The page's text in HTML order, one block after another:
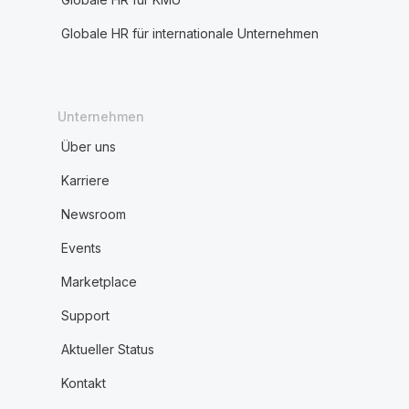
Globale HR für internationale Unternehmen
Unternehmen
Über uns
Karriere
Newsroom
Events
Marketplace
Support
Aktueller Status
Kontakt